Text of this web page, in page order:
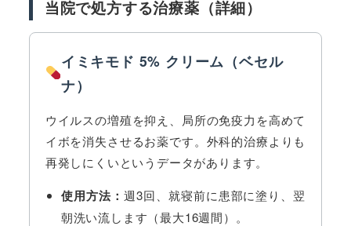
当院で処方する治療薬（詳細）
イミキモド 5% クリーム（ベセル
ナ）
ウイルスの増殖を抑え、局所の免疫力を高めて
イボを消失させるお薬です。外科的治療よりも
再発しにくいというデータがあります。
使用方法： 週3回、就寝前に患部に塗り、翌
朝洗い流します（最大16週間）。